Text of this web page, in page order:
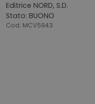
Editrice NORD, S.D.
Stato: BUONO
Cod. MCV5943